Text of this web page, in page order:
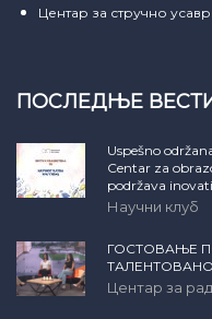
Центар за стручно
ПОСЛЕДЊЕ
Uspešno
Centar za
podržava
Научни клуб
ГОСТОВАЊЕ
Центар за